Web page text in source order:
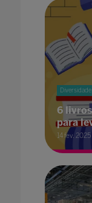
6
para
14 fev. 2025